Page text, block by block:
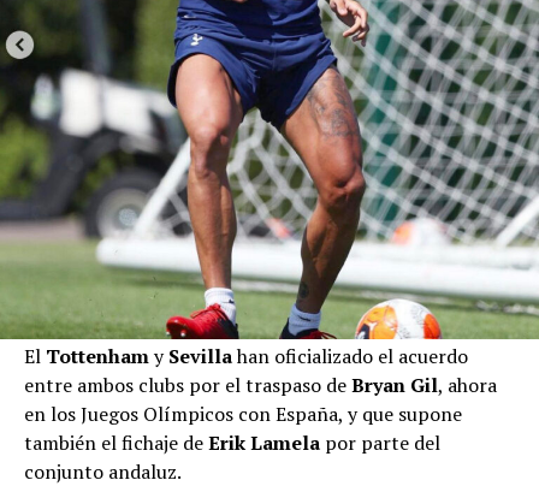
El TottenhamySevillahan oficializado el acuerdo
entre ambos clubs por el traspaso deBryan Gil, ahora
en los Juegos Olímpicos con España, y que supone
también el fichaje deErik Lamela por parte del
conjunto andaluz.